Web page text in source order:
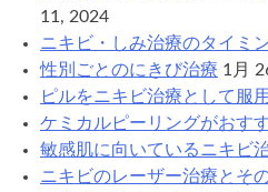
11, 2024
ニキビ・しみ治療のタイミ
性別ごとのにきび治療 1月
ピルをニキビ治療として服
ケミカルピーリングがおす
敏感肌に向いているニキビ
ニキビのレーザー治療とそ